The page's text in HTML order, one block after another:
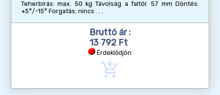
Teherbírás: max. 50 kg Távolság a faltól: 57 mm Döntés:
+5°/-15° Forgatás: nincs
Bruttó ár :
13 792 Ft
Érdeklődjön
add_shopping_cart